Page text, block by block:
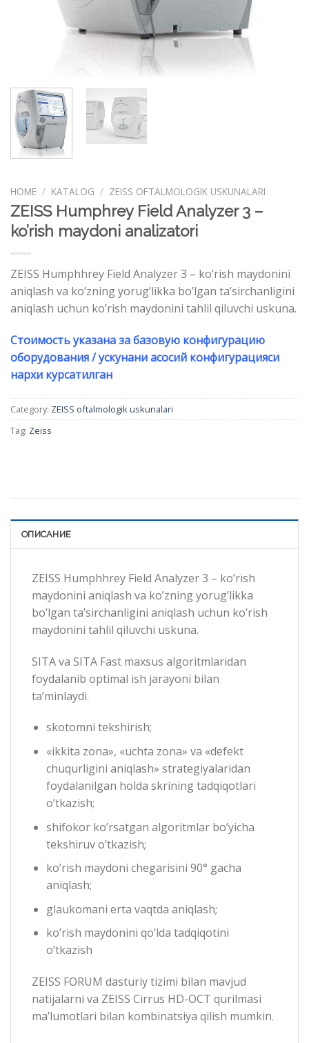
HOME / KATALOG / ZEISS OFTALMOLOGIK USKUNALARI
ZEISS Humphrey Field Analyzer 3 –
ko’rish maydoni analizatori
ZEISS Humphhrey Field Analyzer 3 – ko’rish maydonini
aniqlash va ko’zning yorug’likka bo’lgan ta’sirchanligini
aniqlash uchun ko’rish maydonini tahlil qiluvchi uskuna.
Стоимость указана за базовую конфигурацию
оборудования / ускунани асосий конфигурацияси
нархи курсатилган
Category: ZEISS oftalmologik uskunalari
Tag: Zeiss
ОПИСАНИЕ
ZEISS Humphhrey Field Analyzer 3 – ko’rish
maydonini aniqlash va ko’zning yorug’likka
bo’lgan ta’sirchanligini aniqlash uchun ko’rish
maydonini tahlil qiluvchi uskuna.
SITA va SITA Fast maxsus algoritmlaridan
foydalanib optimal ish jarayoni bilan
ta’minlaydi.
skotomni tekshirish;
«ikkita zona», «uchta zona» va «defekt
chuqurligini aniqlash» strategiyalaridan
foydalanilgan holda skrining tadqiqotlari
o’tkazish;
shifokor ko’rsatgan algoritmlar bo’yicha
tekshiruv o’tkazish;
ko’rish maydoni chegarisini 90° gacha
aniqlash;
glaukomani erta vaqtda aniqlash;
ko’rish maydonini qo’lda tadqiqotini
o’tkazish
ZEISS FORUM dasturiy tizimi bilan mavjud
natijalarni va ZEISS Cirrus HD-OCT qurilmasi
ma’lumotlari bilan kombinatsiya qilish mumkin.